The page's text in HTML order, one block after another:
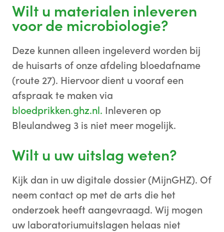
Wilt u materialen inleveren
voor de microbiologie?
Deze kunnen alleen ingeleverd worden bij
de huisarts of onze afdeling bloedafname
(route 27). Hiervoor dient u vooraf een
afspraak te maken via
bloedprikken.ghz.nl. Inleveren op
Bleulandweg 3 is niet meer mogelijk.
Wilt u uw uitslag weten?
Kijk dan in uw digitale dossier (MijnGHZ). Of
neem contact op met de arts die het
onderzoek heeft aangevraagd. Wij mogen
uw laboratoriumuitslagen helaas niet